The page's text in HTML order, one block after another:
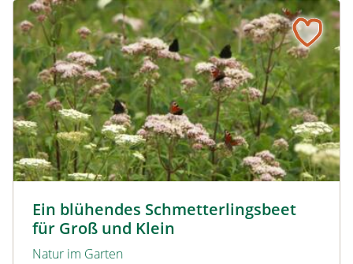
Ein blühendes Schmetterlingsbeet
für Groß und Klein
Natur im Garten
Ein blühendes Schmetterlingsbeet für Groß und Klein